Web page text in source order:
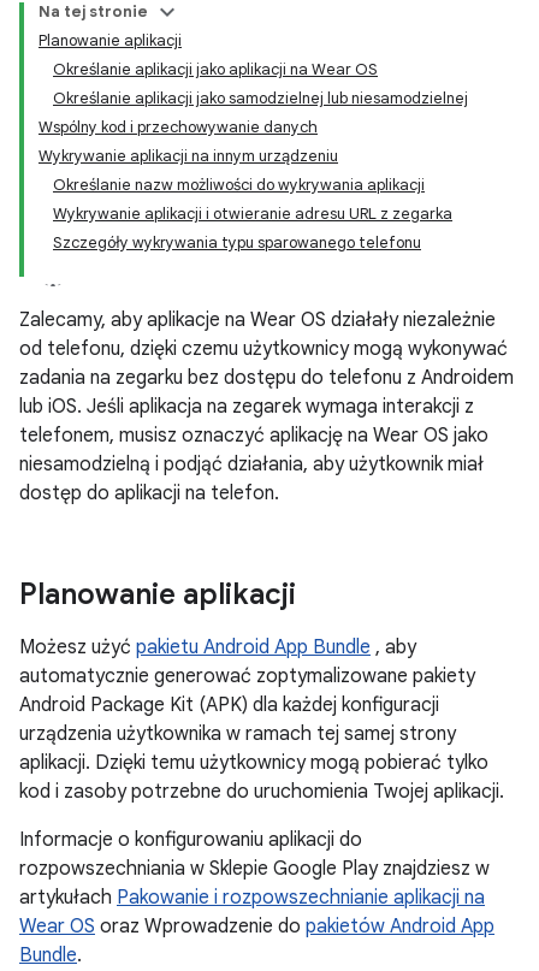
Na tej stronie
Planowanie aplikacji
Określanie aplikacji jako aplikacji na Wear OS
Określanie aplikacji jako samodzielnej lub niesamodzielnej
Wspólny kod i przechowywanie danych
Wykrywanie aplikacji na innym urządzeniu
Określanie nazw możliwości do wykrywania aplikacji
Wykrywanie aplikacji i otwieranie adresu URL z zegarka
Szczegóły wykrywania typu sparowanego telefonu
Zalecamy, aby aplikacje na Wear OS działały niezależnie
od telefonu, dzięki czemu użytkownicy mogą wykonywać
zadania na zegarku bez dostępu do telefonu z Androidem
lub iOS. Jeśli aplikacja na zegarek wymaga interakcji z
telefonem, musisz oznaczyć aplikację na Wear OS jako
niesamodzielną i podjąć działania, aby użytkownik miał
dostęp do aplikacji na telefon.
Planowanie aplikacji
Możesz użyć pakietu Android App Bundle , aby
automatycznie generować zoptymalizowane pakiety
Android Package Kit (APK) dla każdej konfiguracji
urządzenia użytkownika w ramach tej samej strony
aplikacji. Dzięki temu użytkownicy mogą pobierać tylko
kod i zasoby potrzebne do uruchomienia Twojej aplikacji.
Informacje o konfigurowaniu aplikacji do
rozpowszechniania w Sklepie Google Play znajdziesz w
artykułach Pakowanie i rozpowszechnianie aplikacji na
Wear OS oraz Wprowadzenie do pakietów Android App
Bundle.